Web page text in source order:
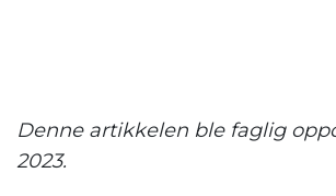
Denne artikkelen ble faglig
2023.